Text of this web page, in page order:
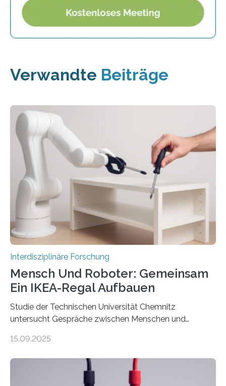
Verwandte Beiträge
Interdisziplinäre Forschung
Mensch Und Roboter: Gemeinsam
Ein IKEA-Regal Aufbauen
Studie der Technischen Universität Chemnitz
untersucht Gespräche zwischen Menschen und
Podcast. Bereits jetzt arbeiten Menschen eng mit
Industrie. In Zukunft wird das voraussichtlich noch
15.09.2025